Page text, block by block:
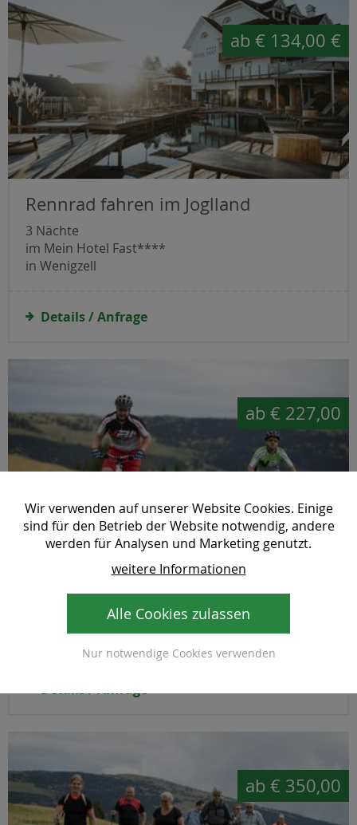
ab € 134,00 €
Rennrad fahren im Joglland
3 Nächte
im Mein Hotel Fast****
in Wenigzell
Details / Anfrage
ab € 227,00
E-Bike Tage im Mönichwalderhof
im Hotel Mönichwalderhof
in Mönichwald
Details / Anfrage
ab € 350,00
Wir verwenden auf unserer Website Cookies. Einige
sind für den Betrieb der Website notwendig, andere
werden für Analysen und Marketing genutzt.
weitere Informationen
Alle Cookies zulassen
Nur notwendige Cookies verwenden